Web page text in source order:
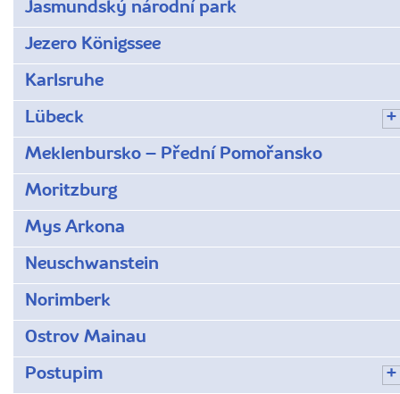
Jasmundský národní park
Jezero Königssee
Karlsruhe
Lübeck
Meklenbursko – Přední Pomořansko
Moritzburg
Mys Arkona
Neuschwanstein
Norimberk
Ostrov Mainau
Postupim